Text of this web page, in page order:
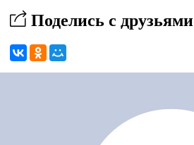
Поделись с друзьями